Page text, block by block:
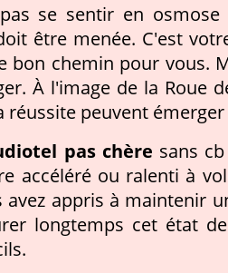
se sentir en
être menée. C'est
bon chemin pour vous.
À l'image de la Roue
réussite peuvent
pas chère sans
accéléré ou ralenti à
avez appris à maintenir
longtemps cet état